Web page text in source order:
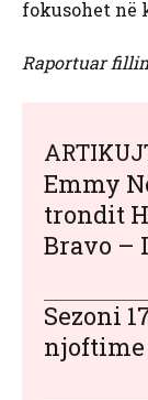
fokusohet në
Raportuar
Emmy
trondit
Bravo –
Sezoni
njoftime